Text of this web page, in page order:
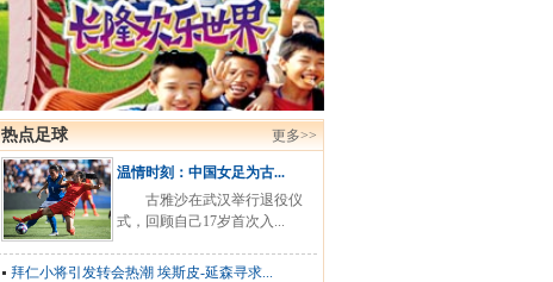
更多>>
热点足球
温情时刻：中国女足为古...
古雅沙在武汉举行退役仪
式，回顾自己17岁首次入...
拜仁小将引发转会热潮 埃斯皮-延森寻求...